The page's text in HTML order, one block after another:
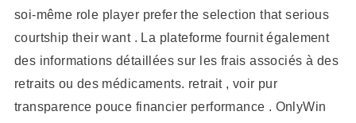
soi-même role player prefer the selection that serious
courtship their want . La plateforme fournit également
des informations détaillées sur les frais associés à des
retraits ou des médicaments. retrait , voir pur
transparence pouce financier performance . OnlyWin